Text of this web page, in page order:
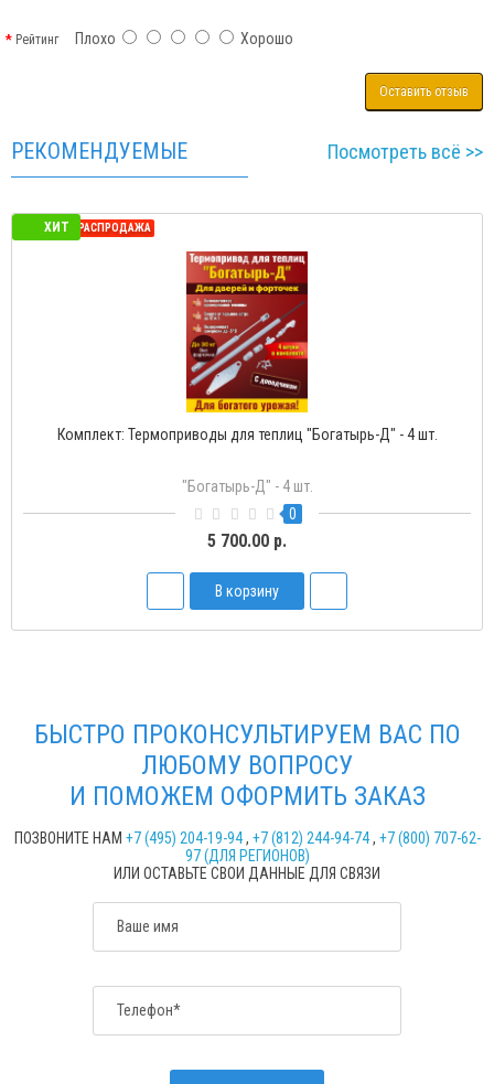
РейтингПлохо Хорошо
Оставить отзыв
РЕКОМЕНДУЕМЫЕ Посмотреть всё >>
ХИТ
СЕЗОННАЯ РАСПРОДАЖА
Комплект: Термоприводы для теплиц "Богатырь-Д" - 4 шт.
"Богатырь-Д" - 4 шт.
0
5 700.00 р.
В корзину
БЫСТРО ПРОКОНСУЛЬТИРУЕМ ВАС ПО
ЛЮБОМУ ВОПРОСУ
И ПОМОЖЕМ ОФОРМИТЬ ЗАКАЗ
ПОЗВОНИТЕ НАМ +7 (495) 204-19-94, +7 (812) 244-94-74, +7 (800) 707-62-
97 (ДЛЯ РЕГИОНОВ)
ИЛИ ОСТАВЬТЕ СВОИ ДАННЫЕ ДЛЯ СВЯЗИ
Ваше имя
Телефон*